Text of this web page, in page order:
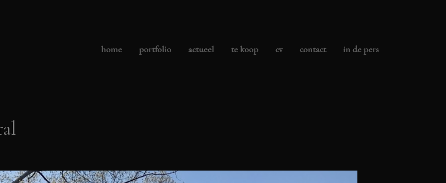
home portfolio actueel te koop cv contact in de pers